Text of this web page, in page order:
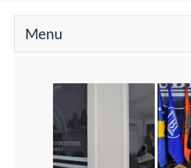
Menu